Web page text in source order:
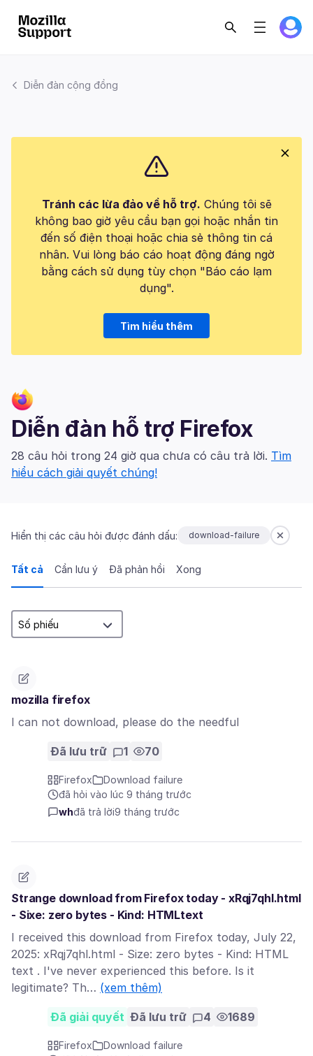
Diễn đàn cộng đồng
Tránh các lừa đảo về hỗ trợ. Chúng tôi sẽ
không bao giờ yêu cầu bạn gọi hoặc nhắn tin
đến số điện thoại hoặc chia sẻ thông tin cá
nhân. Vui lòng báo cáo hoạt động đáng ngờ
bằng cách sử dụng tùy chọn "Báo cáo lạm
dụng".
Tìm hiểu thêm
Diễn đàn hỗ trợ Firefox
28 câu hỏi trong 24 giờ qua chưa có câu trả lời. Tìm
hiểu cách giải quyết chúng!
Hiển thị các câu hỏi được đánh dấu: download-failure
Tất cả Cần lưu ý Đã phản hồi Xong
mozilla firefox
I can not download, please do the needful
Đã lưu trữ 1 70
Firefox
Download failure
đã hỏi vào lúc 9 tháng trước
whđã trả lời9 tháng trước
Strange download from Firefox today - xRqj7qhl.html
- Sixe: zero bytes - Kind: HTMLtext
I received this download from Firefox today, July 22,
2025: xRqj7qhl.html - Size: zero bytes - Kind: HTML
text . I've never experienced this before. Is it
legitimate? Th… (xem thêm)
Đã giải quyết Đã lưu trữ 4 1689
Firefox
Download failure